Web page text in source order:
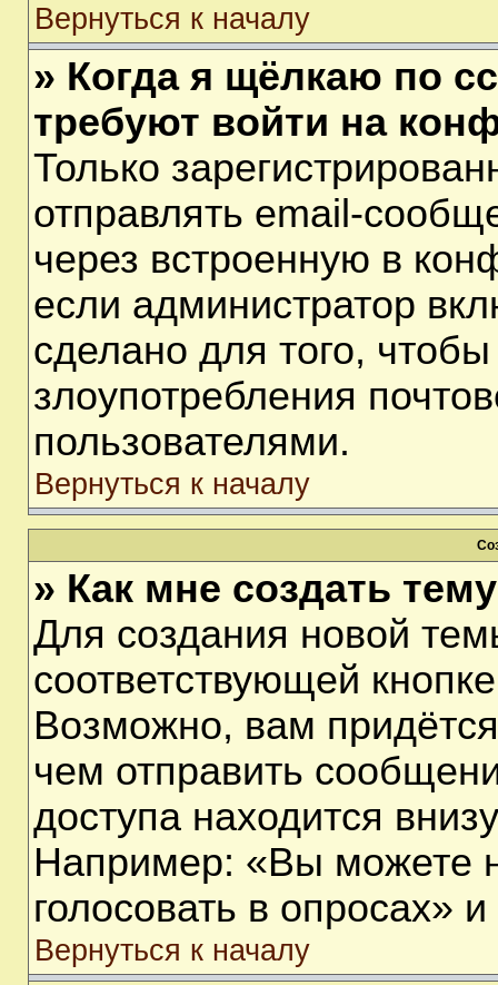
Вернуться к началу
» Когда я щёлкаю по
требуют войти на
Только
отправлять email-
через встроенную в
если администратор
сделано для того,
злоупотребления
пользователями.
Вернуться к началу
» Как мне создать
Для создания новой
соответствующей
Возможно, вам
чем отправить
доступа находится
Например: «Вы можете
голосовать в опросах» и
Вернуться к началу